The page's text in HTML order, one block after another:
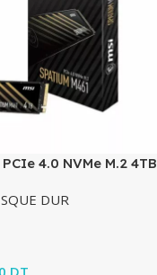
4.0 NVMe M.2 4TB
DUR